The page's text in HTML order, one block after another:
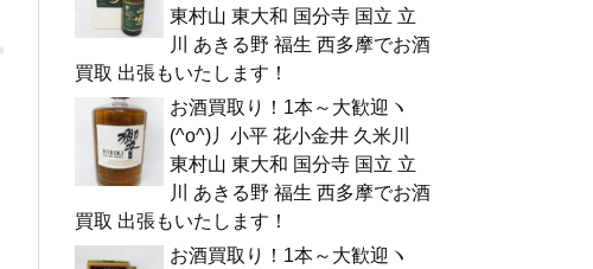
東村山 東大和 国分寺 国立 立
川 あきる野 福生 西多摩でお酒
買取 出張もいたします！
お酒買取り！1本～大歓迎ヽ
(^o^)丿小平 花小金井 久米川
東村山 東大和 国分寺 国立 立
川 あきる野 福生 西多摩でお酒
買取 出張もいたします！
お酒買取り！1本～大歓迎ヽ